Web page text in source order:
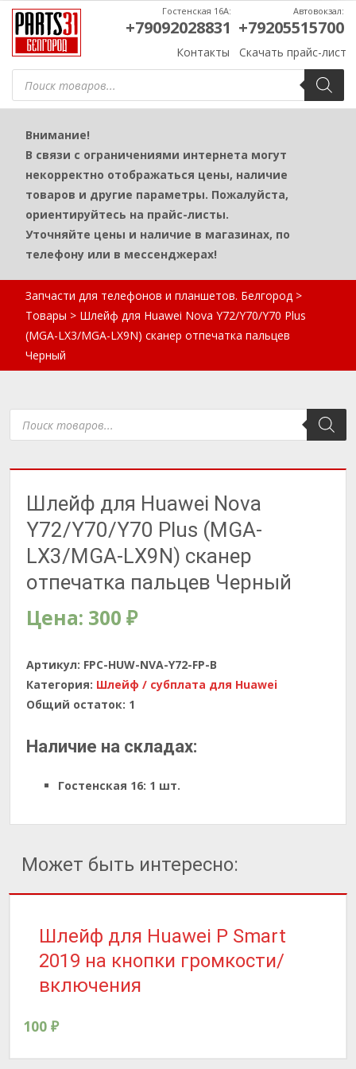
Поиск
товаров
Контакты Скачать прайс-лист
Гостенская 16А:
+79092028831
Автовокзал:
+79205515700
Внимание!
В связи с ограничениями интернета могут
некорректно отображаться цены, наличие
товаров и другие параметры. Пожалуйста,
ориентируйтесь на прайс-листы.
Уточняйте цены и наличие в магазинах, по
телефону или в мессенджерах!
Запчасти для телефонов и планшетов. Белгород >
Товары > Шлейф для Huawei Nova Y72/Y70/Y70 Plus
(MGA-LX3/MGA-LX9N) сканер отпечатка пальцев
Черный
Поиск
товаров
Шлейф для Huawei Nova
Y72/Y70/Y70 Plus (MGA-
LX3/MGA-LX9N) сканер
отпечатка пальцев Черный
Цена: 300 ₽
Артикул: FPC-HUW-NVA-Y72-FP-B
Категория: Шлейф / субплата для Huawei
Общий остаток: 1
Наличие на складах:
Гостенская 16: 1 шт.
Может быть интересно:
Шлейф для Huawei P Smart
2019 на кнопки громкости/
включения
100 ₽